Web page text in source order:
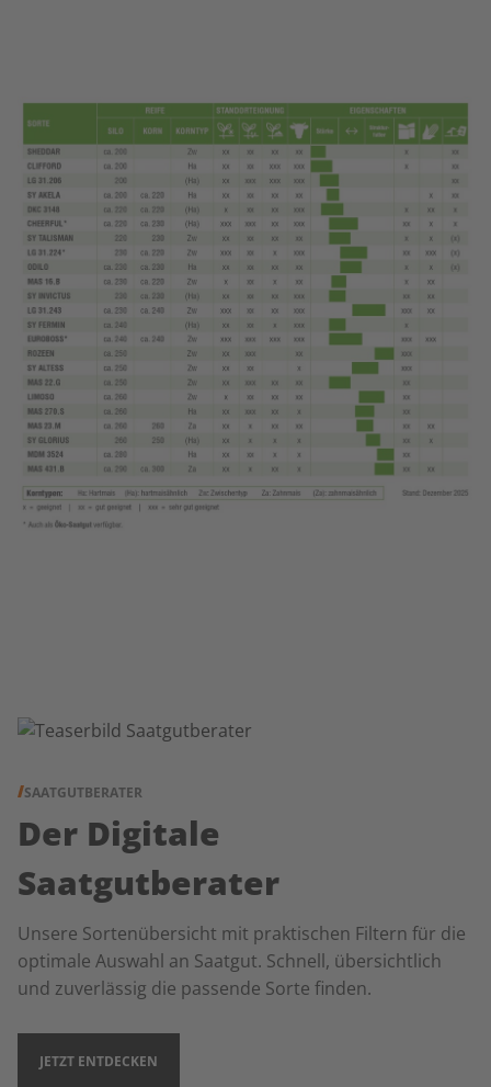
SAATGUTBERATER
Der Digitale
Saatgutberater
Unsere Sortenübersicht mit praktischen Filtern für die
optimale Auswahl an Saatgut. Schnell, übersichtlich
und zuverlässig die passende Sorte finden.
JETZT ENTDECKEN